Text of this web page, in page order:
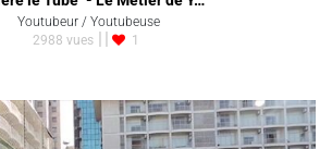
Youtubeur / Youtubeuse
2988 vues
1